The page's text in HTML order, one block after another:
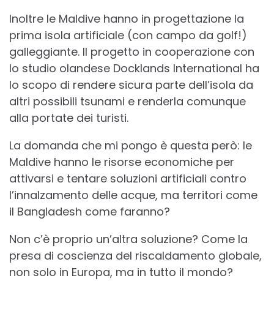
Inoltre le Maldive hanno in progettazione la
prima isola artificiale (con campo da golf!)
galleggiante. Il progetto in cooperazione con
lo studio olandese Docklands International ha
lo scopo di rendere sicura parte dell’isola da
altri possibili tsunami e renderla comunque
alla portate dei turisti.
La domanda che mi pongo è questa però: le
Maldive hanno le risorse economiche per
attivarsi e tentare soluzioni artificiali contro
l’innalzamento delle acque, ma territori come
il Bangladesh come faranno?
Non c’è proprio un’altra soluzione? Come la
presa di coscienza del riscaldamento globale,
non solo in Europa, ma in tutto il mondo?